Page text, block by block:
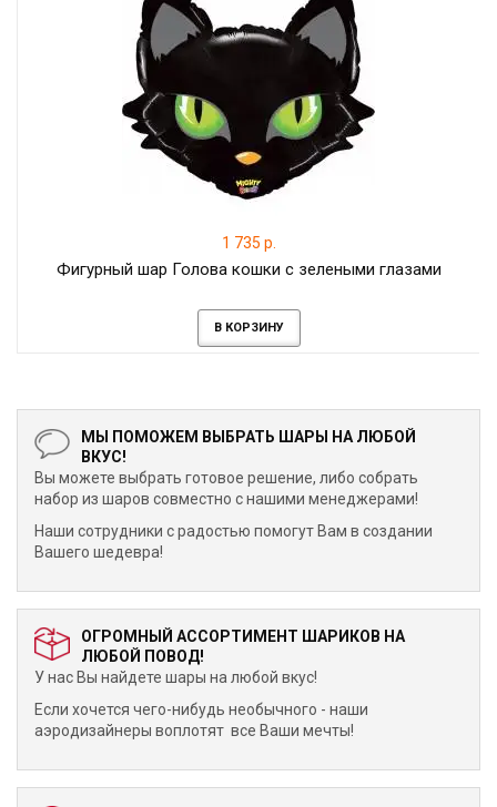
1 735 р.
Фигурный шар Голова кошки с зелеными глазами
В КОРЗИНУ
МЫ ПОМОЖЕМ ВЫБРАТЬ ШАРЫ НА ЛЮБОЙ
ВКУС!
Вы можете выбрать готовое решение, либо собрать
набор из шаров совместно с нашими менеджерами!
Наши сотрудники с радостью помогут Вам в создании
Вашего шедевра!
ОГРОМНЫЙ АССОРТИМЕНТ ШАРИКОВ НА
ЛЮБОЙ ПОВОД!
У нас Вы найдете шары на любой вкус!
Если хочется чего-нибудь необычного - наши
аэродизайнеры воплотят все Ваши мечты!